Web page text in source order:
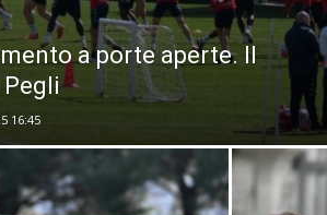
a porte aperte. Il
16:45